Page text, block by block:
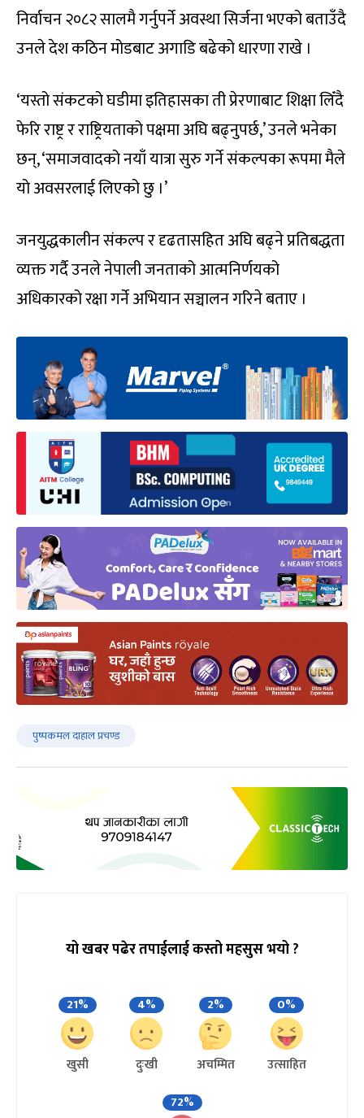
निर्वाचन २०८२ सालमै गर्नुपर्ने अवस्था सिर्जना भएको बताउँदै
उनले देश कठिन मोडबाट अगाडि बढेको धारणा राखे ।
‘यस्तो संकटको घडीमा इतिहासका ती प्रेरणाबाट शिक्षा लिँदै
फेरि राष्ट्र र राष्ट्रियताको पक्षमा अघि बढ्नुपर्छ,’ उनले भनेका
छन्, ‘समाजवादको नयाँ यात्रा सुरु गर्ने संकल्पका रूपमा मैले
यो अवसरलाई लिएको छु ।’
जनयुद्धकालीन संकल्प र दृढतासहित अघि बढ्ने प्रतिबद्धता
व्यक्त गर्दै उनले नेपाली जनताको आत्मनिर्णयको
अधिकारको रक्षा गर्ने अभियान सञ्चालन गरिने बताए ।
पुष्पकमल दाहाल प्रचण्ड
यो खबर पढेर तपाईलाई कस्तो महसुस भयो ?
21%
खुसी
4%
दुःखी
2%
अचम्मित
0%
उत्साहित
72%